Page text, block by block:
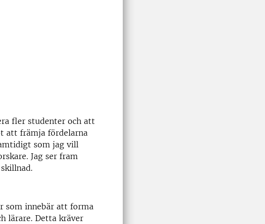
fler studenter och att
att främja fördelarna
som jag vill
Jag ser fram
som innebär att forma
lärare. Detta kräver